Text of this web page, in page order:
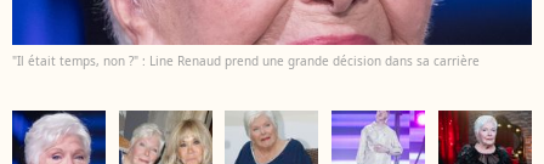
"Il était temps, non ?" : Line Renaud prend une grande décision dans sa carrière